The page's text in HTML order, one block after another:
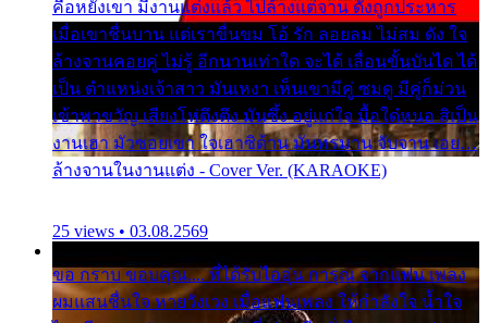
คือหยังเขา มีงานแต่งแล้ว ไปล้างแต่จาน ดั่งถูกประหาร
เมื่อเขาชื่นบาน แต่เราขื่นขม โอ้ รัก ลอยลม ไม่สม ดัง ใจ
ล้างจานคอยคู่ ไม่รู้ อีกนานเท่าใด จะได้ เลื่อนขั้นบันได ได้
เป็น ตำแหน่งเจ้าสาว มันเหงา เห็นเขามีคู่ ซมดู มีคู่ก็ม่วน
เข้าพาขวัญ เสียงโห่ตึงตึง มันซึ้ง อยู่แก่ใจ มื้อใด๋หนอ สิเป็น
งานเฮา มัวซอยเขา ใจเฮาซิด้าน มันทรมาน จับจาน เอย…
ล้างจานในงานแต่ง - Cover Ver. (KARAOKE)
25 views • 03.08.2569
ขอ กราบ ขอบคุณ.... ที่ได้รับไออุ่น การุณ จากแฟน เพลง
ผมแสนชื่นใจ หายวังเวง เมื่อแฟนเพลง ให้กำลังใจ น้ำใจ